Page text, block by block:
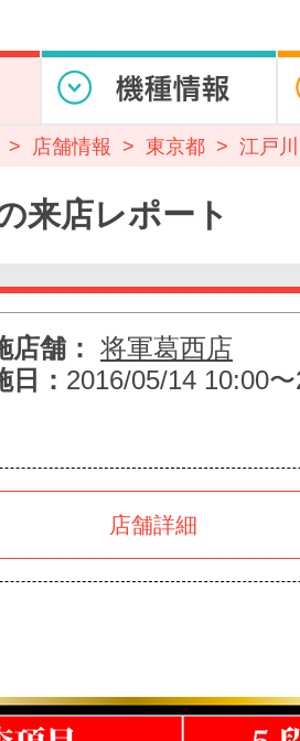
店舗情報 東京都 江戸
来店レポート
店舗： 将軍葛西店
日： 2016/05/14 10:00
店舗詳細